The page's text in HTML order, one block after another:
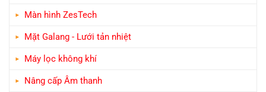
Màn hình ZesTech
Mặt Galang - Lưới tản nhiệt
Máy lọc không khí
Nâng cấp Âm thanh